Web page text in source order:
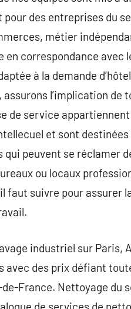
pour des entreprises du
métier
en correspondance
à la demande
assurons l’implication
de service
et sont
qui peuvent se réclamer
ou locaux
faut suivre pour assurer
industriel sur Paris,
avec des prix défiant
de-France. Nettoyage du